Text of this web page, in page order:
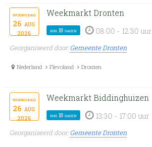
woensdag
26 aug
2026
Weekmarkt Dronten
nog 18 dagen 08:00 - 12:30 uur
Georganiseerd door:Gemeente Dronten
Nederland Flevoland Dronten
woensdag
26 aug
2026
Weekmarkt Biddinghuizen
nog 18 dagen 13:30 - 17:00 uur
Georganiseerd door:Gemeente Dronten